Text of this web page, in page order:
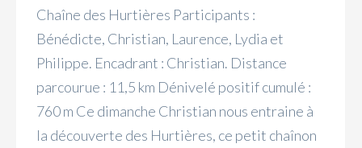
Chaîne des Hurtières Participants :
Bénédicte, Christian, Laurence, Lydia et
Philippe. Encadrant : Christian. Distance
parcourue : 11,5 km Dénivelé positif cumulé :
760 m Ce dimanche Christian nous entraine à
la découverte des Hurtières, ce petit chaînon